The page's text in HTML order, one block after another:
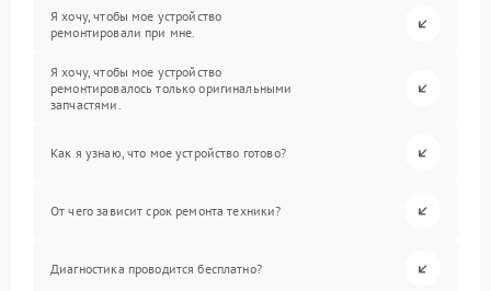
Я хочу, чтобы мое устройство
ремонтировали при мне.
Я хочу, чтобы мое устройство
ремонтировалось только оригинальными
запчастями.
Как я узнаю, что мое устройство готово?
От чего зависит срок ремонта техники?
Диагностика проводится бесплатно?